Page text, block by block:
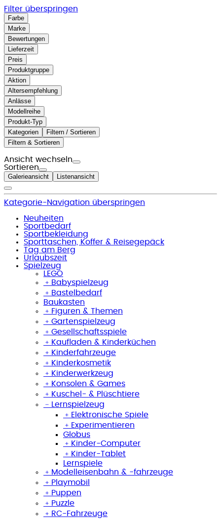
Filter überspringen
Farbe
Marke
Bewertungen
Lieferzeit
Preis
Produktgruppe
Aktion
Altersempfehlung
Anlässe
Modellreihe
Produkt-Typ
Kategorien
Filtern / Sortieren
Filtern & Sortieren
Ansicht wechseln
Sortieren
Galerieansicht Listenansicht
Kategorie-Navigation überspringen
Neuheiten
Sportbedarf
Sportbekleidung
Sporttaschen, Koffer & Reisegepäck
Tag am Berg
Urlaubszeit
Spielzeug
LEGO
﹢ Babyspielzeug
﹢ Bastelbedarf
Baukasten
﹢ Figuren & Themen
﹢ Gartenspielzeug
﹢ Gesellschaftsspiele
﹢ Kaufladen & Kinderküchen
﹢ Kinderfahrzeuge
﹢ Kinderkosmetik
﹢ Kinderwerkzeug
﹢ Konsolen & Games
﹢ Kuschel- & Plüschtiere
﹣
Lernspielzeug
﹢ Elektronische Spiele
﹢ Experimentieren
Globus
﹢ Kinder-Computer
﹢ Kinder-Tablet
Lernspiele
﹢ Modelleisenbahn & -fahrzeuge
﹢ Playmobil
﹢ Puppen
﹢ Puzzle
﹢ RC-Fahrzeuge